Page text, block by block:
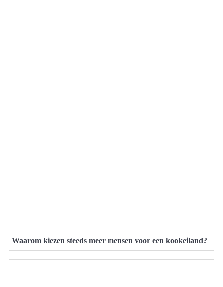
Waarom kiezen steeds meer mensen voor een kookeiland?